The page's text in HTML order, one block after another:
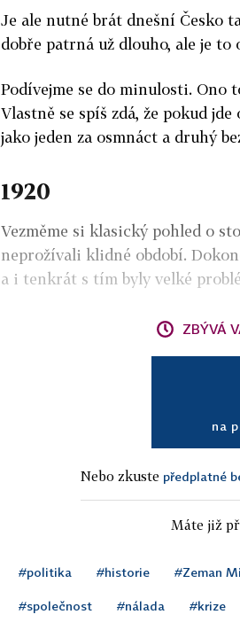
Je ale nutné brát dnešní Česko
dobře patrná už dlouho, ale je
Podívejme se do minulosti. Ono
Vlastně se spíš zdá, že pokud
jako jeden za osmnáct a druhý
1920
Vezměme si klasický pohled o
neprožívali klidné období.
a i tenkrát s tím byly velké
ZBÝVÁ
na
Nebo zkuste předplatné
Máte již
#politika #historie #Zeman
#společnost #nálada #krize